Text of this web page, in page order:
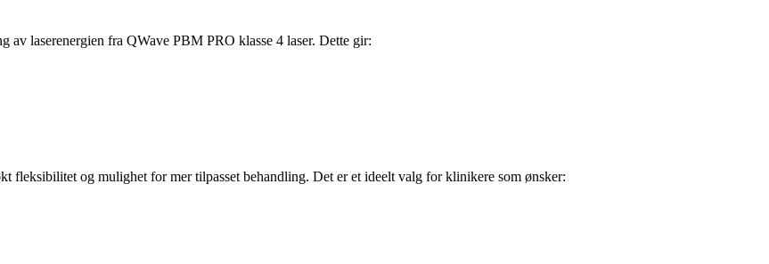
laserenergien fra QWave PBM PRO klasse 4 laser. Dette gir:
fleksibilitet og mulighet for mer tilpasset behandling. Det er et ideelt valg for klinikere som ønsker: